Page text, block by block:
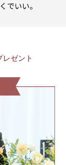
でいい。
レゼント